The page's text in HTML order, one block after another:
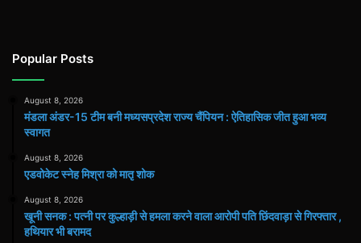
Popular Posts
August 8, 2026
मंडला अंडर-15 टीम बनी मध्यसप्रदेश राज्य चैंपियन : ऐतिहासिक जीत हुआ भव्य
स्वागत
August 8, 2026
एडवोकेट स्नेह मिश्रा को मातृ शोक
August 8, 2026
खूनी सनक : पत्नी पर कुल्हाड़ी से हमला करने वाला आरोपी पति छिंदवाड़ा से गिरफ्तार ,
हथियार भी बरामद